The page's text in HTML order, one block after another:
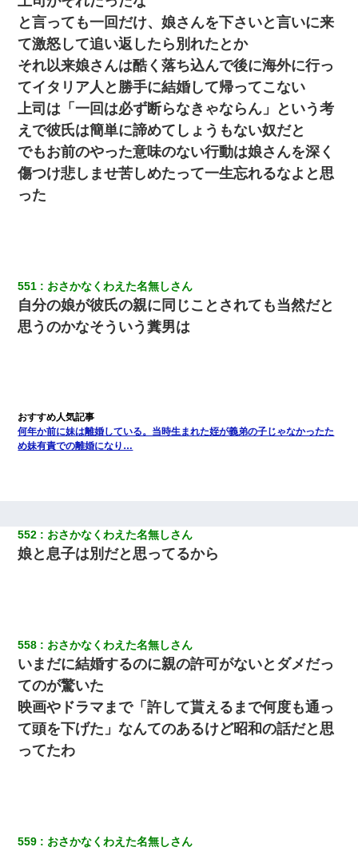
と言っても一回だけ、娘さんを下さいと言いに来
て激怒して追い返したら別れたとか
それ以来娘さんは酷く落ち込んで後に海外に行っ
てイタリア人と勝手に結婚して帰ってこない
上司は「一回は必ず断らなきゃならん」という考
えで彼氏は簡単に諦めてしょうもない奴だと
でもお前のやった意味のない行動は娘さんを深く
傷つけ悲しませ苦しめたって一生忘れるなよと思
った
551 おさかなくわえた名無しさん
自分の娘が彼氏の親に同じことされても当然だと
思うのかなそういう糞男は
何年か前に妹は離婚している。当時生まれた姪が義弟の子じゃなかったた
め妹有責での離婚になり…
552 おさかなくわえた名無しさん
娘と息子は別だと思ってるから
558 おさかなくわえた名無しさん
いまだに結婚するのに親の許可がないとダメだっ
てのが驚いた
映画やドラマまで「許して貰えるまで何度も通っ
て頭を下げた」なんてのあるけど昭和の話だと思
ってたわ
559 おさかなくわえた名無しさん